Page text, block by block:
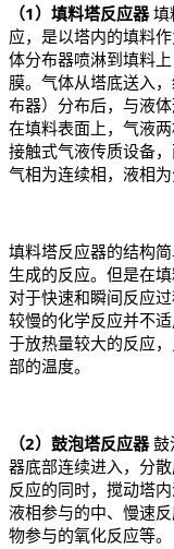
（1）填料塔反应器填
应，是以塔内的填料
体分布器喷淋到填料
膜。气体从塔底送入
布器）分布后，与液
在填料表面上，气液
接触式气液传质设备
气相为连续相，液相为
填料塔反应器的结构
生成的反应。但是在
对于快速和瞬间反应
较慢的化学反应并不
于放热量较大的反应
部的温度。
（2）鼓泡塔反应器鼓
器底部连续进入，分
反应的同时，搅动塔
液相参与的中、慢速
物参与的氧化反应等。